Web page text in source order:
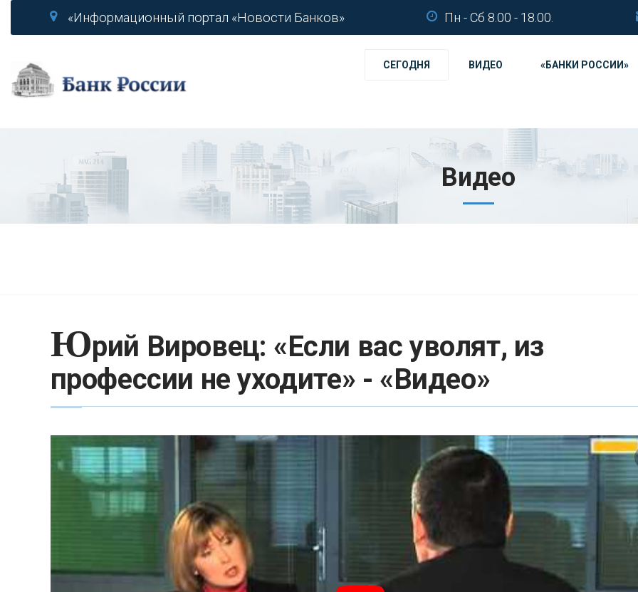
«Информационный портал «Новости Банков» Пн - Сб 8.00 - 18.00.
СЕГОДНЯ ВИДЕО «БАНКИ РОССИИ»
Видео
Юрий Вировец: «Если вас уволят, из
профессии не уходите» - «Видео»